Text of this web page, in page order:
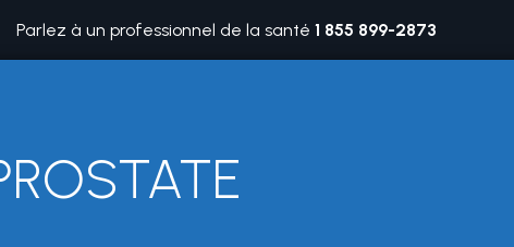
Parlez à un professionnel de la santé1 855 899-2873